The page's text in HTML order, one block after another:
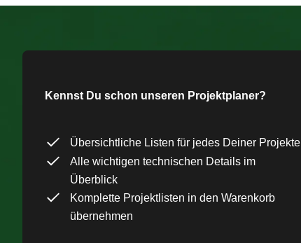
Kennst Du schon unseren Projektplaner?
Übersichtliche Listen für jedes Deiner Projekte
Alle wichtigen technischen Details im
Überblick
Komplette Projektlisten in den Warenkorb
übernehmen